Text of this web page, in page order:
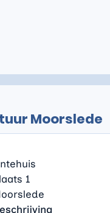
Moorslede
openingsuren
1